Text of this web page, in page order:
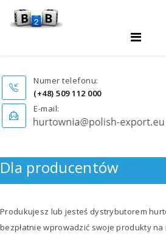
Numer telefonu:
(+48) 509 112 000
E-mail:
Dla producentów
Produkujesz lub jesteś dystrybutorem
bezpłatnie wprowadzić swoje produkty